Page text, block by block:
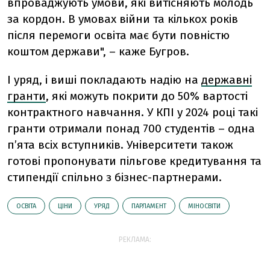
за кордон. В умовах війни та кількох років
після перемоги освіта має бути повністю
коштом держави", – каже Бугров.
І уряд, і виші покладають надію на державні
гранти, які можуть покрити до 50% вартості
контрактного навчання. У КПІ у 2024 році такі
гранти отримали понад 700 студентів – одна
пʼята всіх вступників. Університети також
готові пропонувати пільгове кредитування та
стипендії спільно з бізнес-партнерами.
ОСВІТА ЦІНИ УРЯД ПАРЛАМЕНТ МІНОСВІТИ
РЕКЛАМА: